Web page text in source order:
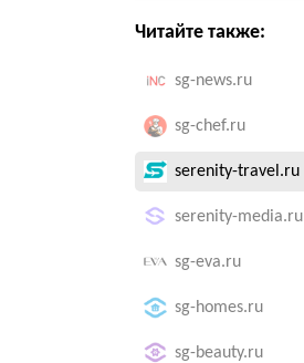
Читайте также:
sg-news.ru
sg-chef.ru
serenity-travel.ru
serenity-media.ru
sg-eva.ru
sg-homes.ru
sg-beauty.ru